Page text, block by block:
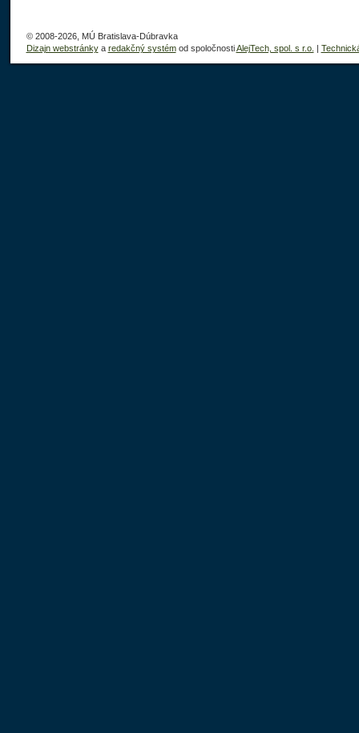
© 2008-2026, MÚ Bratislava-Dúbravka
Dizajn webstránkya redakčný systémod spoločnostiAlejTech, spol. s r.o.